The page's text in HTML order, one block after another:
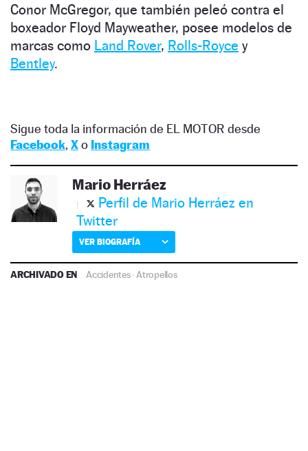
Conor McGregor, que también peleó contra el
boxeador Floyd Mayweather, posee modelos de
marcas como Land Rover, Rolls-Royce y
Bentley.
Sigue toda la información de EL MOTOR desde
Facebook, Xo Instagram
Mario Herráez
Perfil de Mario Herráez en
Twitter
VER BIOGRAFÍA
ARCHIVADO EN Accidentes· Atropellos